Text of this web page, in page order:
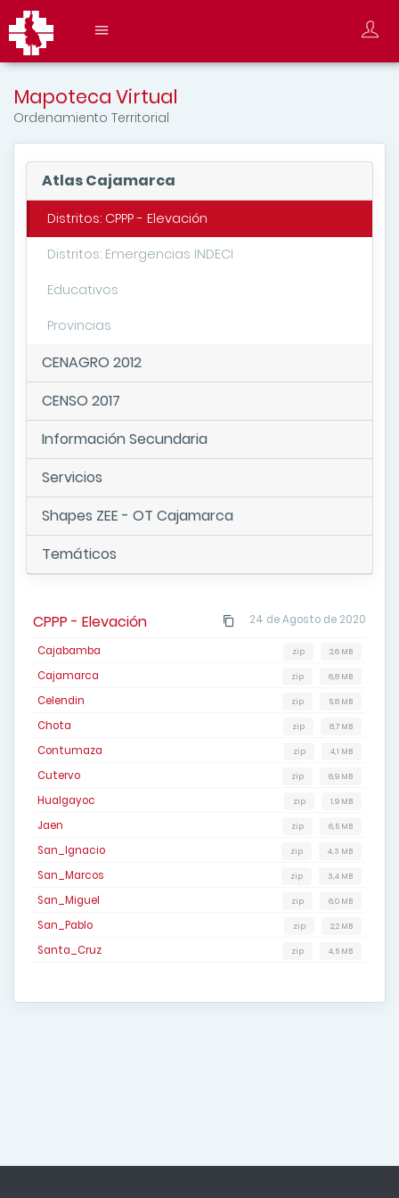
Mapoteca Virtual
Ordenamiento Territorial
Atlas Cajamarca
Distritos: CPPP - Elevación
Distritos: Emergencias INDECI
Educativos
Provincias
CENAGRO 2012
CENSO 2017
Información Secundaria
Servicios
Shapes ZEE - OT Cajamarca
Temáticos
24 de Agosto de 2020
CPPP - Elevación
Cajabamba 2,6 MB
zip
Cajamarca 6,8 MB
zip
Celendin 5,8 MB
zip
Chota 8,7 MB
zip
Contumaza 4,1 MB
zip
Cutervo 6,9 MB
zip
Hualgayoc 1,9 MB
zip
Jaen 6,5 MB
zip
San_Ignacio 4,3 MB
zip
San_Marcos 3,4 MB
zip
San_Miguel 6,0 MB
zip
San_Pablo 2,2 MB
zip
Santa_Cruz 4,5 MB
zip